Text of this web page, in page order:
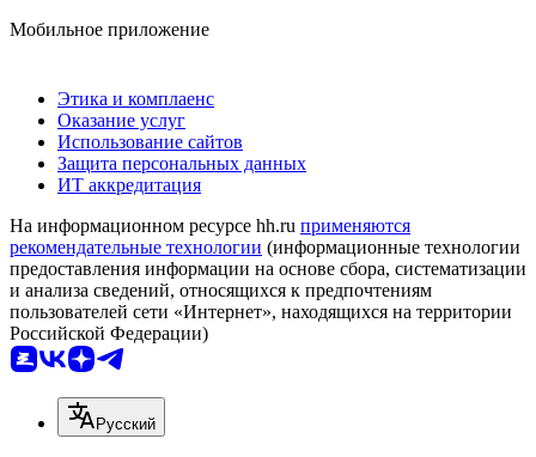
Мобильное приложение
Этика и комплаенс
Оказание услуг
Использование сайтов
Защита персональных данных
ИТ аккредитация
На информационном ресурсе hh.ru применяются
рекомендательные технологии (информационные технологии
предоставления информации на основе сбора, систематизации
и анализа сведений, относящихся к предпочтениям
пользователей сети «Интернет», находящихся на территории
Российской Федерации)
Русский